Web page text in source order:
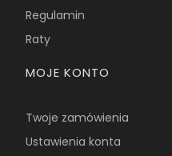
Regulamin
Raty
MOJE KONTO
Twoje zamówienia
Ustawienia konta